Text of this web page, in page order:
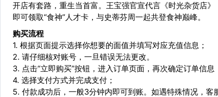
开店有套路，重生当首富。王宝强官宣代言《时光杂货店
即可领取“食神”人才卡，与史蒂芬周一起共登食神巅峰。
购买流程
1. 根据页面提示选择你想要的面值并填写对应充值信息；
2. 请仔细核对账号，一旦错误无法更改。
3. 点击“立即购买”按钮，进入订单页面，再次确定订单信息
4. 选择支付方式并完成支付；
5. 付款成功后，一般3分钟内即可到账。如遇特殊情况，